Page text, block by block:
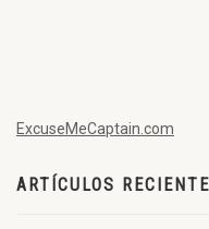
ExcuseMeCaptain.com
ARTÍCULOS